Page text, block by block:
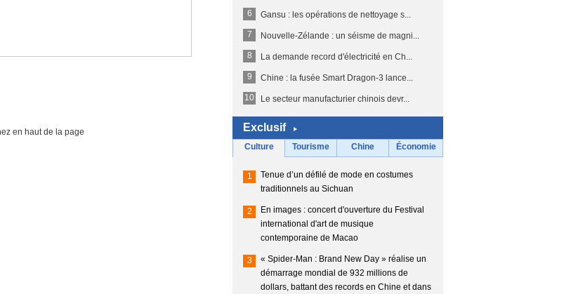
en haut de la page